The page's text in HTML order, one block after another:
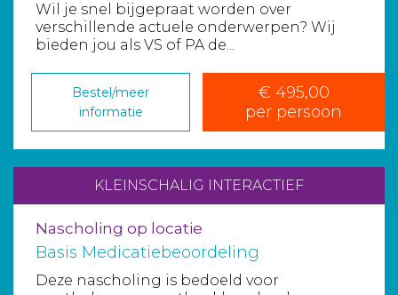
Wil je snel bijgepraat worden over
verschillende actuele onderwerpen? Wij
bieden jou als VS of PA de...
Bestel/meer
informatie
€ 495,00
per persoon
KLEINSCHALIG INTERACTIEF
Nascholing op locatie
Basis Medicatiebeoordeling
Deze nascholing is bedoeld voor